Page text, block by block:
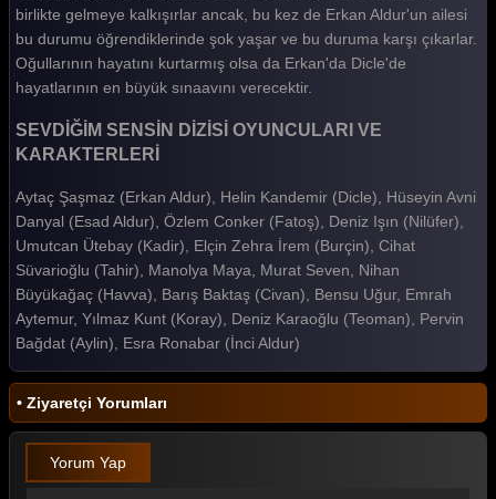
birlikte gelmeye kalkışırlar ancak, bu kez de Erkan Aldur'un ailesi
bu durumu öğrendiklerinde şok yaşar ve bu duruma karşı çıkarlar.
Oğullarının hayatını kurtarmış olsa da Erkan'da Dicle'de
hayatlarının en büyük sınaavını verecektir.
SEVDİĞİM SENSİN DİZİSİ OYUNCULARI VE
KARAKTERLERİ
Aytaç Şaşmaz (Erkan Aldur), Helin Kandemir (Dicle), Hüseyin Avni
Danyal (Esad Aldur), Özlem Conker (Fatoş), Deniz Işın (Nilüfer),
Umutcan Ütebay (Kadir), Elçin Zehra İrem (Burçin), Cihat
Süvarioğlu (Tahir), Manolya Maya, Murat Seven, Nihan
Büyükağaç (Havva), Barış Baktaş (Civan), Bensu Uğur, Emrah
Aytemur, Yılmaz Kunt (Koray), Deniz Karaoğlu (Teoman), Pervin
Bağdat (Aylin), Esra Ronabar (İnci Aldur)
• Ziyaretçi Yorumları
Yorum Yap